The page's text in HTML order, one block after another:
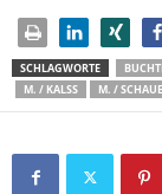
SCHLAGWORTE
M. / KALSS
M. /